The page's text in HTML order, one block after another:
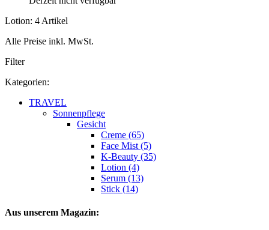
Lotion: 4 Artikel
Alle Preise inkl. MwSt.
Filter
Kategorien:
TRAVEL
Sonnenpflege
Gesicht
Creme (65)
Face Mist (5)
K-Beauty (35)
Lotion (4)
Serum (13)
Stick (14)
Aus unserem Magazin: